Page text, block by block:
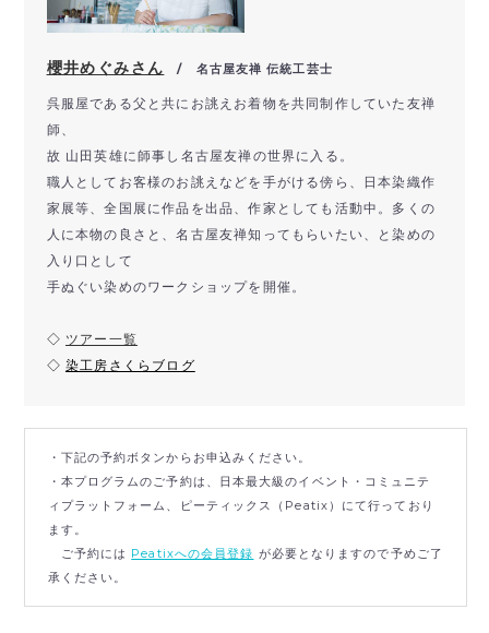
櫻井めぐみさん / 名古屋友禅 伝統工芸士
呉服屋である父と共にお誂えお着物を共同制作していた友禅
師、
故 山田英雄に師事し名古屋友禅の世界に入る。
職人としてお客様のお誂えなどを手がける傍ら、日本染織作
家展等、全国展に作品を出品、作家としても活動中。多くの
人に本物の良さと、名古屋友禅知ってもらいたい、と染めの
入り口として
手ぬぐい染めのワークショップを開催。
◇ ツアー一覧
◇ 染工房さくらブログ
・下記の予約ボタンからお申込みください。
・本プログラムのご予約は、日本最大級のイベント・コミュニテ
ィプラットフォーム、ピーティックス（Peatix）にて行っており
ます。
ご予約には Peatixへの会員登録 が必要となりますので予めご了
承ください。